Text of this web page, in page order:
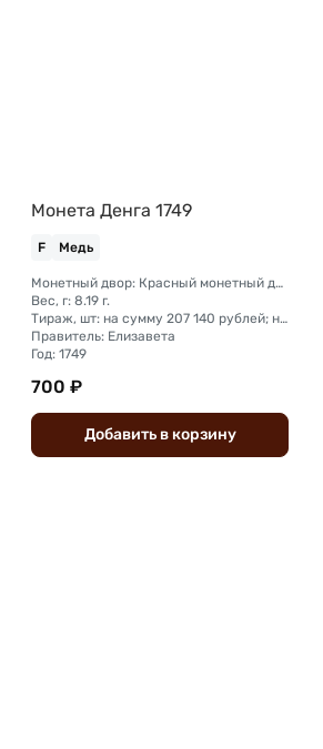
Монета Денга 1749
F Медь
Монетный двор: Красный монетный двор (Москва); Екатеринбургский монетный двор
Вес, г: 8.19 г.
Тираж, шт: на сумму 207 140 рублей; на сумму 239 600 рублей
Правитель: Елизавета
Год: 1749
700 ₽
Добавить вкорзину